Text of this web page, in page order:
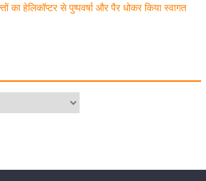
मुख्यमंत्री पुष्कर सिंह धामी ने किया मसूरी विधानसभा में विभिन्न
मुख्यमंत्री पुष्कर सिंह धामी ने सुनीं जनसमस्याएं, अधिकारियों को
का हेलिकॉप्टर से पुष्पवर्षा और पैर धोकर किया स्वागत